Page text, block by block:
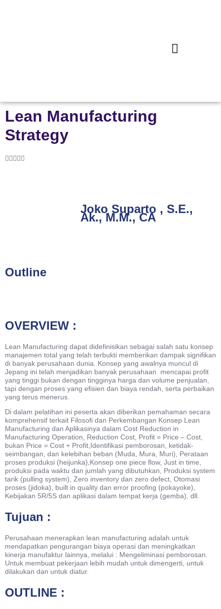
Lean Manufacturing
Strategy
    
Joko Suparto , S.E.,
Ak., M.M., CA
Outline
OVERVIEW :
Lean Manufacturing dapat didefinisikan sebagai salah satu konsep
manajemen total yang telah terbukti memberikan dampak signifikan
di banyak perusahaan dunia. Konsep yang awalnya muncul di
Jepang ini telah menjadikan banyak perusahaan mencapai profit
yang tinggi bukan dengan tingginya harga dan volume penjualan,
tapi dengan proses yang efisien dan biaya rendah, serta perbaikan
yang terus menerus.
Di dalam pelatihan ini peserta akan diberikan pemahaman secara
komprehensif terkait Filosofi dan Perkembangan Konsep Lean
Manufacturing dan Aplikasinya dalam Cost Reduction in
Manufacturing Operation, Reduction Cost, Profit = Price – Cost,
bukan Price = Cost + Profit,Identifikasi pemborosan, ketidak-
seimbangan, dan kelebihan beban (Muda, Mura, Muri), Perataan
proses produksi (heijunka),Konsep one piece flow, Just in time,
produksi pada waktu dan jumlah yang dibutuhkan, Produksi system
tarik (pulling system), Zero inventory dan zero defect, Otomasi
proses (jidoka), built in quality dan error proofing (pokayoke),
Kebijakan 5R/5S dan aplikasi dalam tempat kerja (gemba), dll.
Tujuan :
Perusahaan menerapkan lean manufacturing adalah untuk
mendapatkan pengurangan biaya operasi dan meningkatkan
kinerja manufaktur lainnya, melalui : Mengeliminasi pemborosan.
Untuk membuat pekerjaan lebih mudah untuk dimengerti, untuk
dilakukan dan untuk diatur.
OUTLINE :